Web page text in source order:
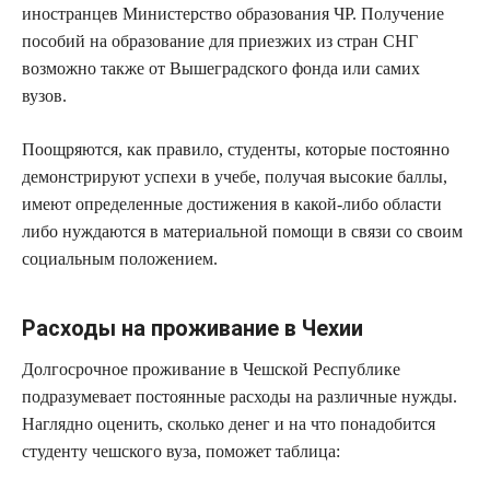
иностранцев Министерство образования ЧР. Получение
пособий на образование для приезжих из стран СНГ
возможно также от Вышеградского фонда или самих
вузов.
Поощряются, как правило, студенты, которые постоянно
демонстрируют успехи в учебе, получая высокие баллы,
имеют определенные достижения в какой-либо области
либо нуждаются в материальной помощи в связи со своим
социальным положением.
Расходы на проживание в Чехии
Долгосрочное проживание в Чешской Республике
подразумевает постоянные расходы на различные нужды.
Наглядно оценить, сколько денег и на что понадобится
студенту чешского вуза, поможет таблица: